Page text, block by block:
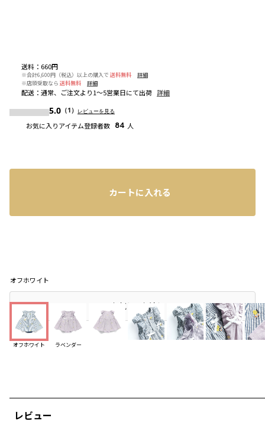
オフホワイト
オフホワイト ラベンダー
レビュー
送料 ： 660円
※合計6,600円（税込）以上の購入で 送料無料
詳細
※店頭受取なら 送料無料 詳細
配送 ： 通常、ご注文より1～5営業日にて出荷 詳細
5.0 （1） レビューを見る
お気に入りアイテム登録者数 84 人
カートに入れる
店頭在庫を確認する お気に入り追加